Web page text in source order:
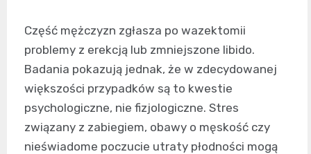
Część mężczyzn zgłasza po wazektomii
problemy z erekcją lub zmniejszone libido.
Badania pokazują jednak, że w zdecydowanej
większości przypadków są to kwestie
psychologiczne, nie fizjologiczne. Stres
związany z zabiegiem, obawy o męskość czy
nieświadome poczucie utraty płodności mogą